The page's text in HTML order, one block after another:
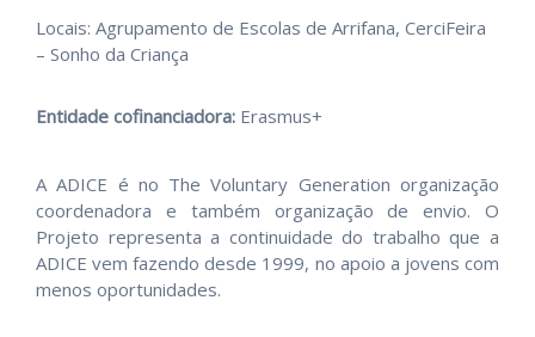
Locais: Agrupamento de Escolas de Arrifana, CerciFeira
– Sonho da Criança
Entidade cofinanciadora: Erasmus+
A ADICE é no The Voluntary Generation organização
coordenadora e também organização de envio. O
Projeto representa a continuidade do trabalho que a
ADICE vem fazendo desde 1999, no apoio a jovens com
menos oportunidades.